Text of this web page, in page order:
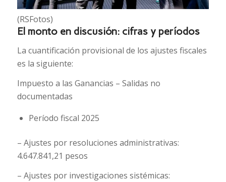
(RSFotos)
El monto en discusión: cifras y períodos
La cuantificación provisional de los ajustes fiscales
es la siguiente:
Impuesto a las Ganancias – Salidas no
documentadas
Período fiscal 2025
– Ajustes por resoluciones administrativas:
4.647.841,21 pesos
– Ajustes por investigaciones sistémicas: